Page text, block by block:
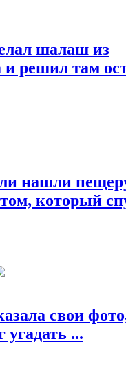
шалаш из
и решил там
нашли
который
свои
угадать ...